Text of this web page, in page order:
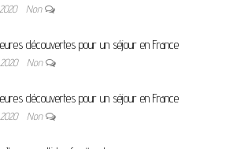
Non
découvertes pour un séjour en France
Non
découvertes pour un séjour en France
Non